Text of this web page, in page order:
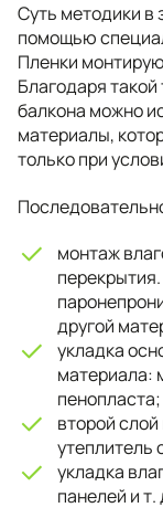
Суть методики в
помощью
Пленки
Благодаря
балкона можно
материалы,
только при
монтаж
другой
укладка
материала:
пенопласта;
второй
утеплитель
укладка
панелей и т.